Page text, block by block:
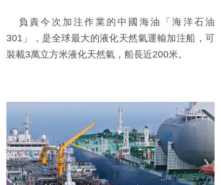
負責今次加注作業的中國海油「海洋石油
301」，是全球最大的液化天然氣運輸加注船，可
裝載3萬立方米液化天然氣，船長近200米。